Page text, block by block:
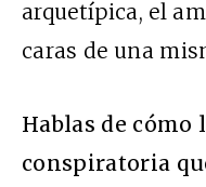
arquetípica, el
caras de una
Hablas de
conspiratoria